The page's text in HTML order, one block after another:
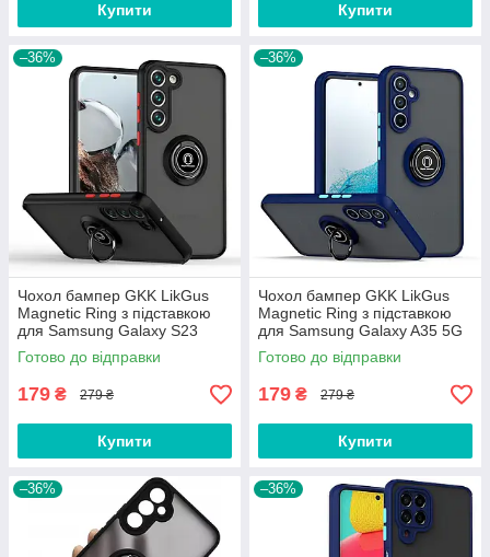
Купити Купити
–36%
Чохол бампер GKK LikGus
Magnetic Ring з підставкою
для Samsung Galaxy S23
Black
Готово до відправки
179 ₴ 279 ₴
Купити
–36%
Чохол бампер GKK LikGus
Magnetic Ring з підставкою
для Samsung Galaxy A35 5G
Blue
Готово до відправки
179 ₴ 279 ₴
Купити
–36% –36%